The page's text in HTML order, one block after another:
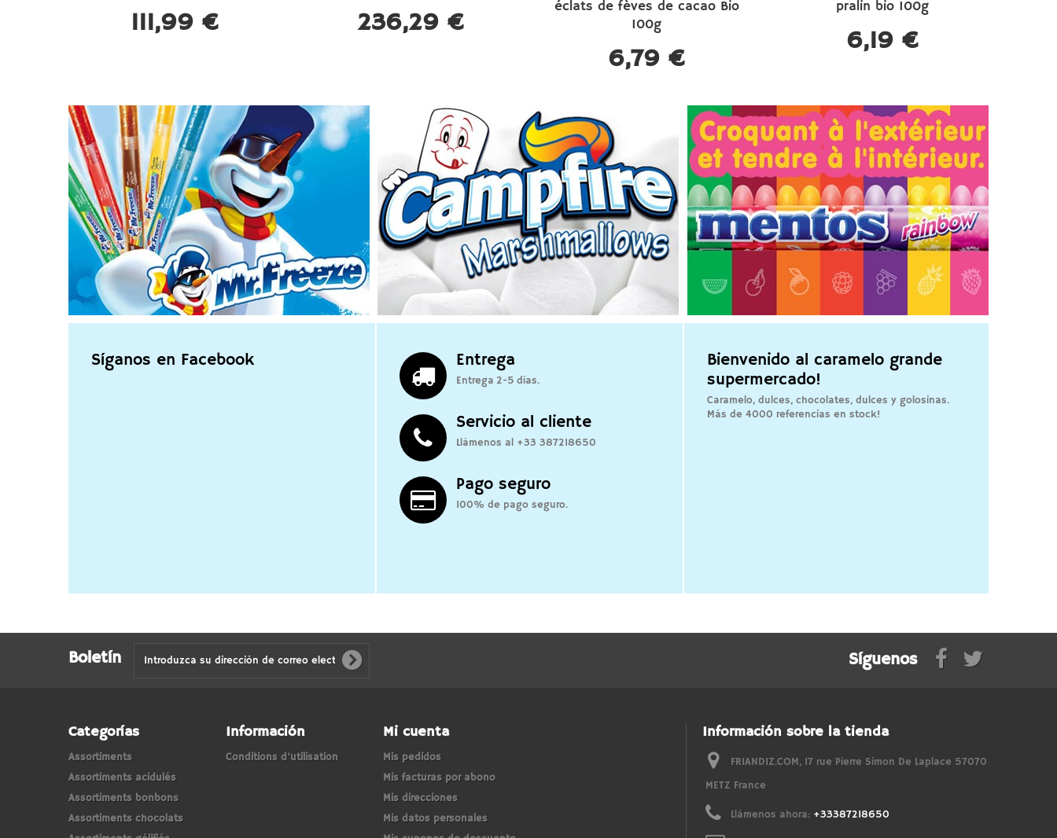
111,99 € 236,29 €
éclats de fèves de cacao Bio
100g
6,79 €
pralin bio 100g
6,19 €
Síganos en Facebook Entrega
Entrega 2-5 días.
Servicio al cliente
Llámenos al +33 387218650
Pago seguro
100% de pago seguro.
Bienvenido al caramelo grande
supermercado!
Caramelo, dulces, chocolates, dulces y golosinas.
Más de 4000 referencias en stock!
Boletín Síguenos
Categorías
Assortiments
Assortiments acidulés
Assortiments bonbons
Assortiments chocolats
Información
Conditions d'utilisation
Mi cuenta
Mis pedidos
Mis facturas por abono
Mis direcciones
Mis datos personales
Información sobre la tienda
FRIANDIZ.COM, 17 rue Pierre Simon De Laplace 57070
METZ France
Llámenos ahora: +33387218650